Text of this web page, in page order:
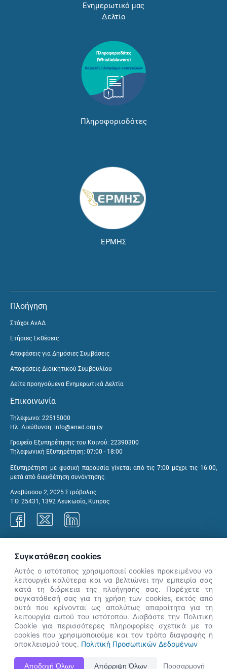
Ενημερωτικό μας
Δελτίο
Πληροφοριοδότες
ΕΡΜΗΣ
Πλοήγηση
Στόχοι ΑνΑΔ
Ετήσιες Εκθέσεις
Αποφάσεις για Δημόσιες Συμβάσεις
Αποφάσεις Διοικητικού Συμβουλίου
Δείτε προηγούμενα Ενημερωτικά Δελτία
Επικοινωνία
Τηλέφωνο: 22515000
Ηλ. Διεύθυνση: info@anad.org.cy
Γραφείο Εξυπηρέτησης του Κοινού: 22390300
Τηλεφωνική Εξυπηρέτηση: 07:00 - 18:00
Εξυπηρέτηση με φυσική παρουσία γίνεται από τις 7:00 μέχρι τις 16:00,
μετά από διευθέτηση συνάντησης.
Αναβύσσου 2, 2025 Στρόβολος
Τ.Θ. 25431, 1392 Λευκωσία, Κύπρος
Η Ιστοσελίδα ΑνΑΔ είναι πλήρως συμβατή με τις νεότερες εκδόσεις, Google Chrome, Mozilla Firefox,
Apple Safari καθώς και Internet Explorer.
👋 Καλώς ήρθες! Είμαι η Νόησις.
Πες μου πώς μπορώ να σε βοηθήσω
σήμερα.
Συγκατάθεση cookies
Αυτός ο ιστότοπος χρησιμοποιεί cookies προκειμένου να
λειτουργέι καλύτερα και να βελτιώνει την εμπειρία σας
κατά τη διάρκεια της πλοήγησής σας. Παρέχετε τη
συγκατάθεσή σας για τη χρήση των cookies, εκτός από
αυτά που κρίνονται ως απολύτως απαραίτητα για τη
λειτουργία αυτού του ιστότοπου. Διαβάστε την Πολιτική
Cookie για περισσότερες πληροφορίες σχετικά με τα
cookies που χρησιμοποιούμε και τον τρόπο διαγραφής ή
αποκλεισμού τους. Πολιτική Προσωπικών Δεδομένων
Αποδοχή Όλων Απόρριψη Όλων Προσαρμογή